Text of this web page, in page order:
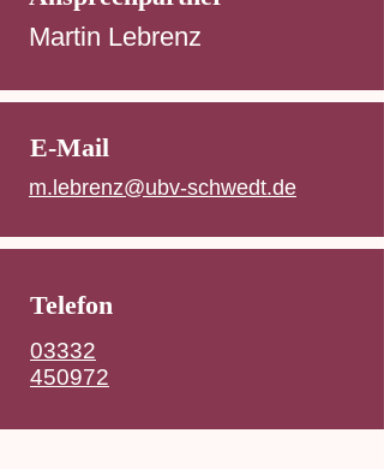
Martin Lebrenz
E-Mail
m.lebrenz@ubv-schwedt.de
Telefon
03332
450972